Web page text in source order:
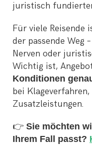
juristisch
Für viele
der passende Weg
Nerven oder
Wichtig ist,
Konditionen
bei
Zusatzleistungen.
👉 Sie möchten
Ihrem Fall passt?